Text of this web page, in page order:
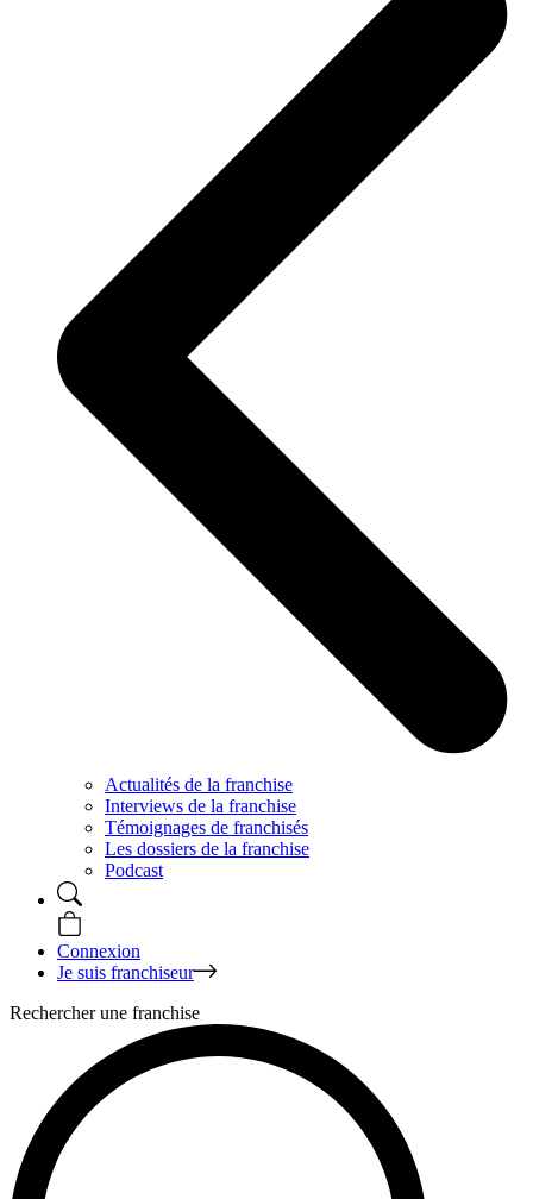
Actualités de la franchise
Interviews de la franchise
Témoignages de franchisés
Les dossiers de la franchise
Podcast
Connexion
Je suis franchiseur
Rechercher une franchise